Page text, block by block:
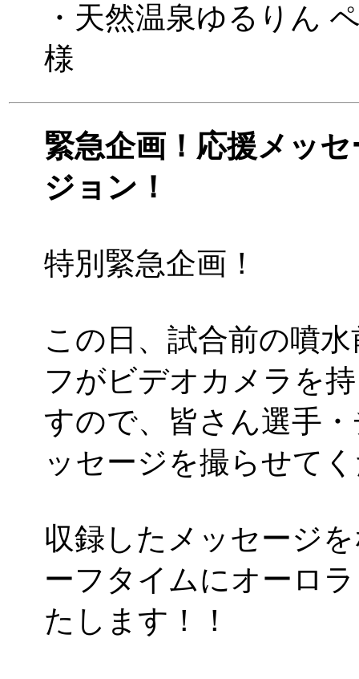
・天然温泉ゆるりん
様
緊急企画！応援メッ
ジョン！
特別緊急企画！
この日、試合前の噴
フがビデオカメラを
すので、皆さん選手
ッセージを撮らせて
収録したメッセージ
ーフタイムにオーロ
たします！！